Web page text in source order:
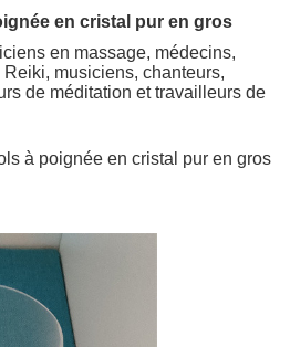
en cristal pur en gros
en massage, médecins,
musiciens, chanteurs,
de méditation et travailleurs de
à poignée en cristal pur en gros